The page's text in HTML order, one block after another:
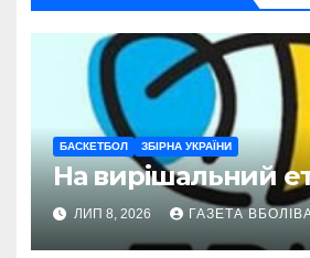
БАСКЕТБОЛ ЗБІРНА УКРАЇНИ
На вирішальний
ЛИП 8, 2026 ГАЗЕТА